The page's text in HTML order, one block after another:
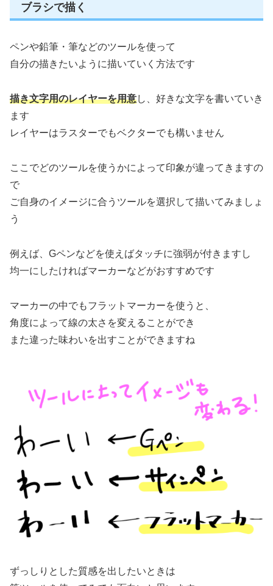
ブラシで描く
ペンや鉛筆・筆などのツールを使って
自分の描きたいように描いていく方法です
描き文字用のレイヤーを用意し、好きな文字を書いていき
ます
レイヤーはラスターでもベクターでも構いません
ここでどのツールを使うかによって印象が違ってきますの
で
ご自身のイメージに合うツールを選択して描いてみましょ
う
例えば、Gペンなどを使えばタッチに強弱が付きますし
均一にしたければマーカーなどがおすすめです
マーカーの中でもフラットマーカーを使うと、
角度によって線の太さを変えることができ
また違った味わいを出すことができますね
ずっしりとした質感を出したいときは